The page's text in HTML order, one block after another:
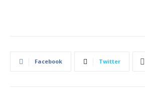
Facebook Twitter